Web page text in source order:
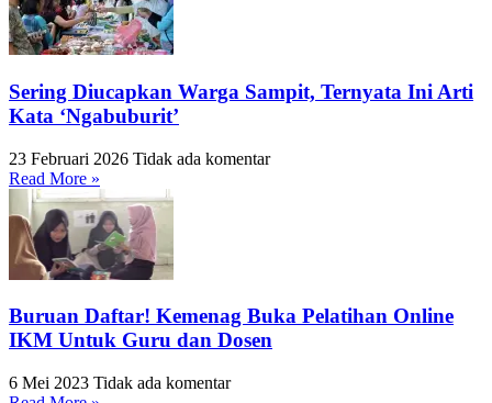
Sering Diucapkan Warga Sampit, Ternyata Ini Arti
Kata ‘Ngabuburit’
23 Februari 2026 Tidak ada komentar
Read More »
Buruan Daftar! Kemenag Buka Pelatihan Online
IKM Untuk Guru dan Dosen
6 Mei 2023 Tidak ada komentar